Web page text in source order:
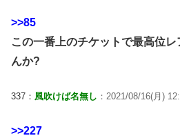
>>85
この一番上のチケットで最高位
んか?
337： 風吹けば名無し ：2021/08/16(月)
>>227